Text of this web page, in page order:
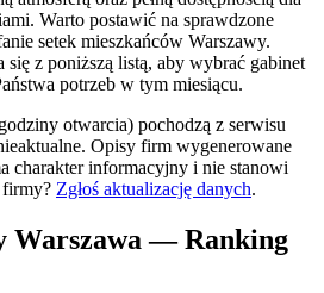
Warto postawić na sprawdzone
setek mieszkańców Warszawy.
się z poniższą listą, aby wybrać gabinet
potrzeb w tym miesiącu.
otwarcia) pochodzą z serwisu
Opisy firm wygenerowane
charakter informacyjny i nie stanowi
firmy? Zgłoś aktualizację danych.
Warszawa — Ranking